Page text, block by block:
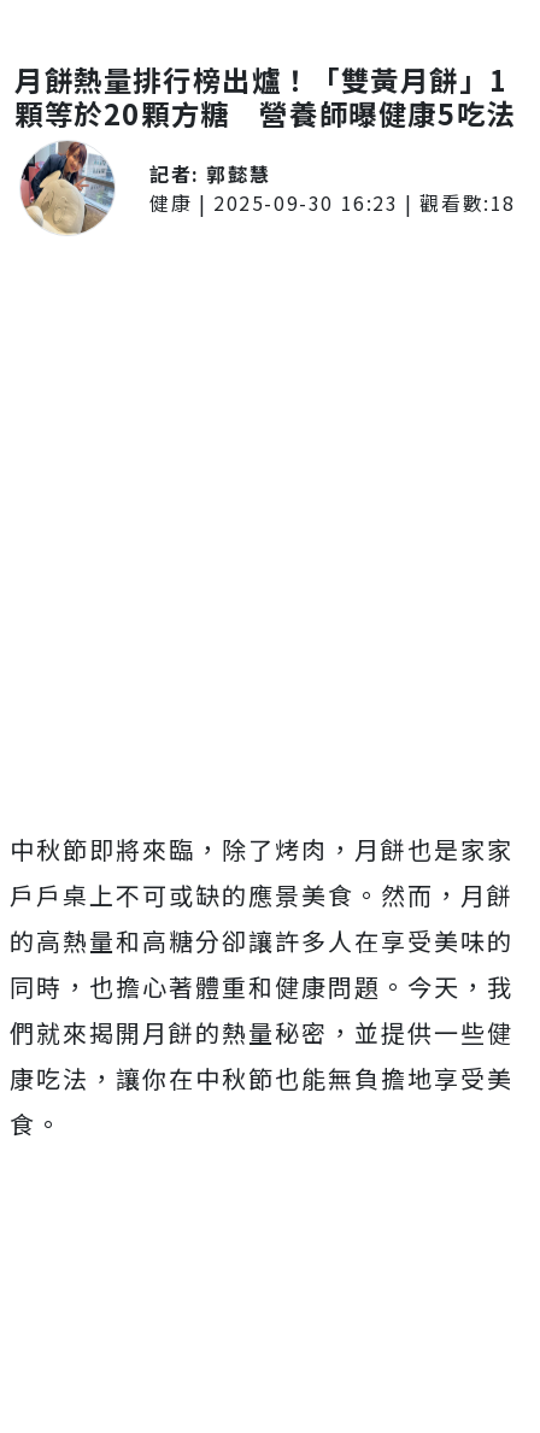
月餅熱量排行榜出爐！「雙黃月餅」1
顆等於20顆方糖 營養師曝健康5吃法
記者:郭懿慧
健康 | 2025-09-30 16:23 | 觀看數:18
中秋節即將來臨，除了烤肉，月餅也是家家
戶戶桌上不可或缺的應景美食。然而，月餅
的高熱量和高糖分卻讓許多人在享受美味的
同時，也擔心著體重和健康問題。今天，我
們就來揭開月餅的熱量秘密，並提供一些健
康吃法，讓你在中秋節也能無負擔地享受美
食。